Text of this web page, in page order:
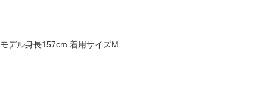
モデル身長157cm 着用サイズM